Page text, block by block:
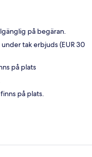
på begäran.
tak erbjuds (EUR 30
på plats
på plats.